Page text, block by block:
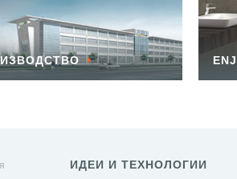
ИДЕИ И ТЕХНОЛОГИИ